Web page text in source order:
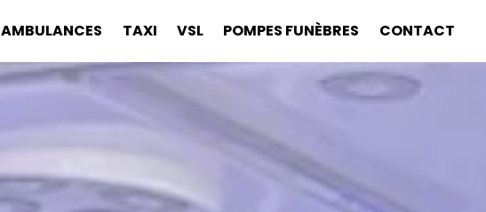
AMBULANCES TAXI VSL POMPES FUNÈBRES CONTACT